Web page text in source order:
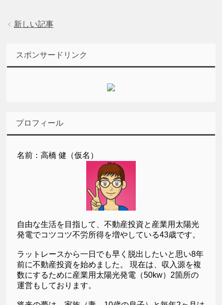
新しい記事
スポンサードリンク
プロフィール
名前：高橋 健（仮名）
自由な生活を目指して、不動産投資と産業用太陽光
発電でコツコツ不労所得を増やしている43歳です。
ラットレースから一日でも早く脱出したいと思い8年
前に不動産投資を始めました。 現在は、収入源を複
数にするために産業用太陽光発電（50kw）2箇所の
運営もしております。